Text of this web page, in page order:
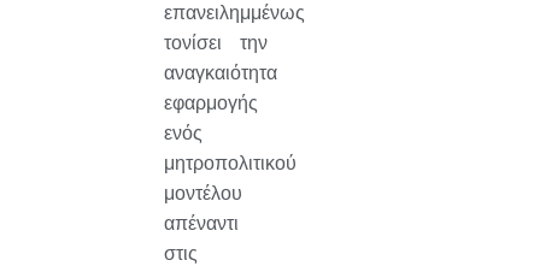
επανειλημμένως
τονίσει την
αναγκαιότητα
εφαρμογής
ενός
μητροπολιτικού
μοντέλου
απέναντι
στις